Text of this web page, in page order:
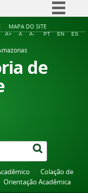
Simplifique!
à informação
MAPA DO SITE
A+ A A- PT EN ES
de
Colação de
Orientação Acadêmica